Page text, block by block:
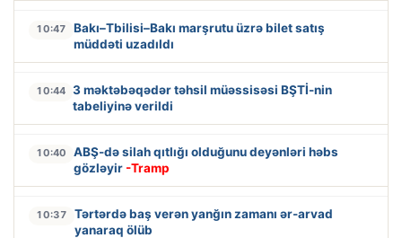
10:47
Bakı–Tbilisi–Bakı marşrutu üzrə bilet satış
müddəti uzadıldı
10:44 3 məktəbəqədər təhsil müəssisəsi BŞTİ-nin
tabeliyinə verildi
10:40
ABŞ-də silah qıtlığı olduğunu deyənləri həbs
gözləyir -Tramp
10:37
Tərtərdə baş verən yanğın zamanı ər-arvad
yanaraq ölüb